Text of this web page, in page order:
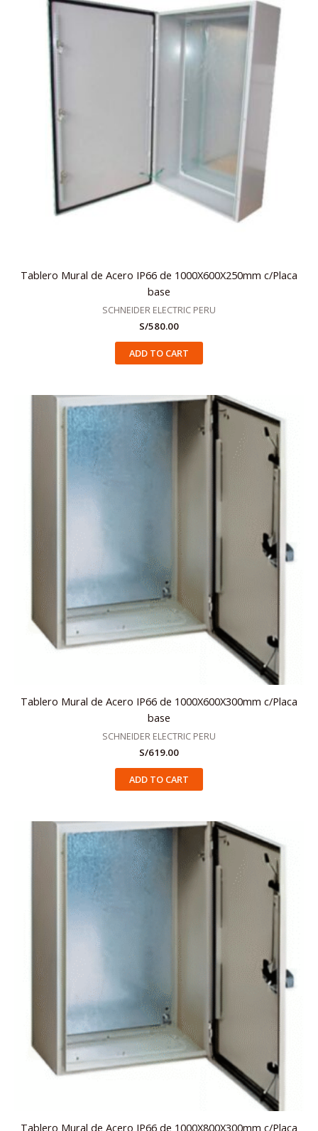
Tablero Mural de Acero IP66 de 1000X600X250mm c/Placa
base
SCHNEIDER ELECTRIC PERU
S/580.00
ADD TO CART
Tablero Mural de Acero IP66 de 1000X600X300mm c/Placa
base
SCHNEIDER ELECTRIC PERU
S/619.00
ADD TO CART
Tablero Mural de Acero IP66 de 1000X800X300mm c/Placa